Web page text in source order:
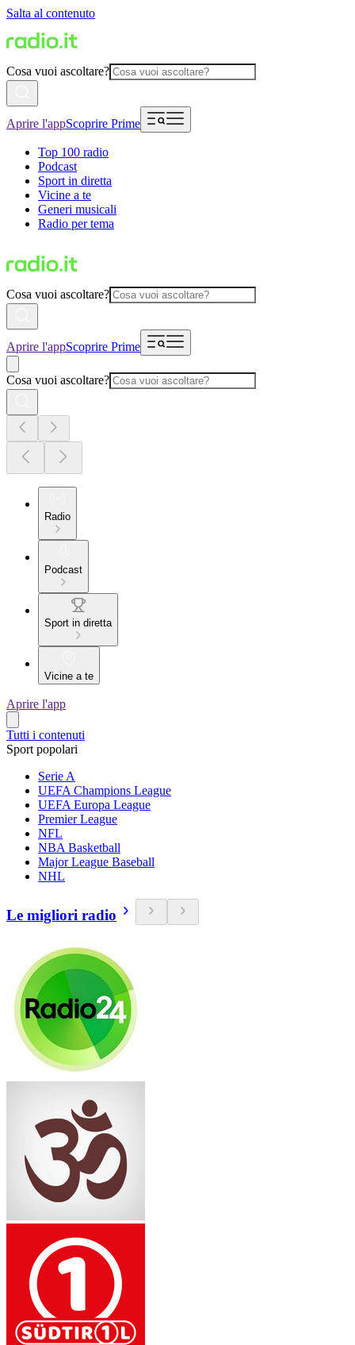
Salta al contenuto
Cosa vuoi ascoltare?
Aprire l'appScoprire Prime
Top 100 radio
Podcast
Sport in diretta
Vicine a te
Generi musicali
Radio per tema
Cosa vuoi ascoltare?
Aprire l'appScoprire Prime
Cosa vuoi ascoltare?
Radio
Podcast
Sport in diretta
Vicine a te
Aprire l'app
Tutti i contenuti
Sport popolari
Serie A
UEFA Champions League
UEFA Europa League
Premier League
NFL
NBA Basketball
Major League Baseball
NHL
Le migliori radio